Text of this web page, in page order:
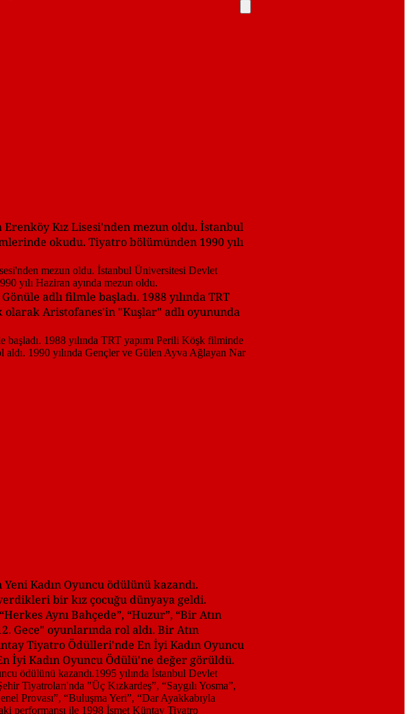
Kız Lisesi'nden mezun oldu. İstanbul
okudu. Tiyatro bölümünden 1990 yılı
adlı filmle başladı. 1988 yılında TRT
olarak Aristofanes'in "Kuşlar" adlı oyununda
Kadın Oyuncu ödülünü kazandı.
bir kız çocuğu dünyaya geldi.
Aynı Bahçede”, “Huzur”, “Bir Atın
Gece" oyunlarında rol aldı. Bir Atın
Tiyatro Ödülleri'nde En İyi Kadın Oyuncu
İyi Kadın Oyuncu Ödülü'ne değer görüldü.